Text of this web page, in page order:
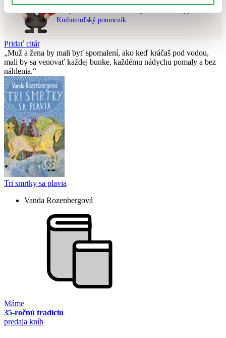
Knihomoľský pomocník
Pridať citát
Muž a žena by mali byť spomalení, ako keď kráčaš pod vodou,
mali by sa venovať každej bunke, každému nádychu pomaly a bez
náhlenia.
Tri smrtky sa plavia
Vanda Rozenbergová
Máme
35-ročnú tradíciu
predaja kníh